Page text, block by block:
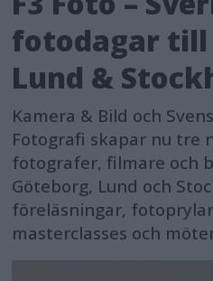
fotodagar till
Lund &
Kamera & Bild och
Fotografi skapar nu tre
fotografer, filmare och
Göteborg, Lund och
föreläsningar,
masterclasses och